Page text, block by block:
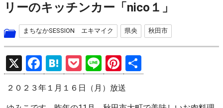
リーのキッチンカー「nico１」
まちなかSESSION エキマイク 県央 秋田市
X
F
a
ce
H
at
e
P
o
ck
Li
n
e
Pi
nt
er
有
２０２３年１月１６日（月）放送